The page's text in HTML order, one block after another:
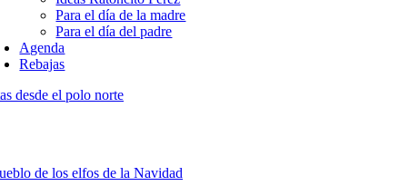
Para el día de la madre
Para el día del padre
Agenda
Rebajas
desde el polo norte
de los elfos de la Navidad